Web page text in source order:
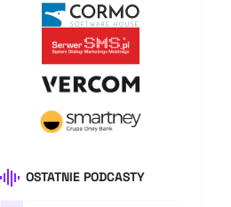
OSTATNIE PODCASTY